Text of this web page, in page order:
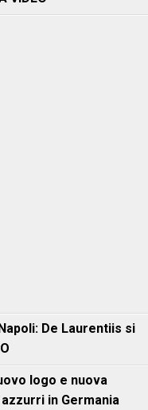
De Laurentiis si
logo e nuova
in Germania